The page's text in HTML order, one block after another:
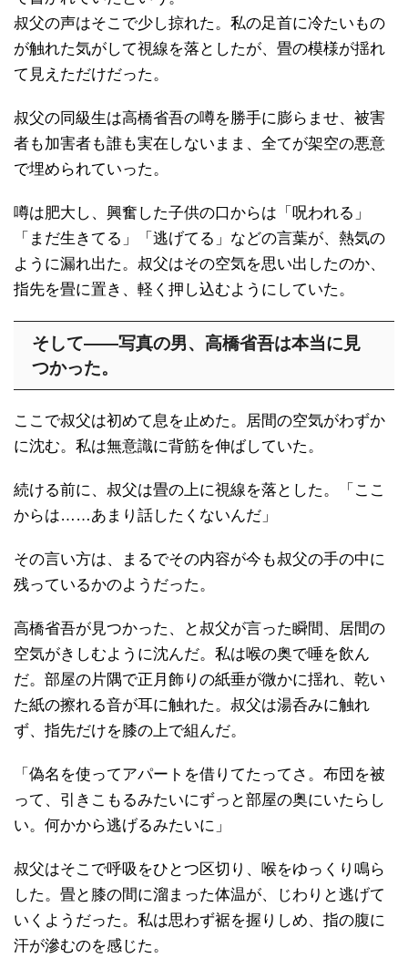
叔父の声はそこで少し掠れた。私の足首に冷たいもの
が触れた気がして視線を落としたが、畳の模様が揺れ
て見えただけだった。
叔父の同級生は高橋省吾の噂を勝手に膨らませ、被害
者も加害者も誰も実在しないまま、全てが架空の悪意
で埋められていった。
噂は肥大し、興奮した子供の口からは「呪われる」
「まだ生きてる」「逃げてる」などの言葉が、熱気の
ように漏れ出た。叔父はその空気を思い出したのか、
指先を畳に置き、軽く押し込むようにしていた。
そして――写真の男、高橋省吾は本当に見
つかった。
ここで叔父は初めて息を止めた。居間の空気がわずか
に沈む。私は無意識に背筋を伸ばしていた。
続ける前に、叔父は畳の上に視線を落とした。「ここ
からは……あまり話したくないんだ」
その言い方は、まるでその内容が今も叔父の手の中に
残っているかのようだった。
高橋省吾が見つかった、と叔父が言った瞬間、居間の
空気がきしむように沈んだ。私は喉の奥で唾を飲ん
だ。部屋の片隅で正月飾りの紙垂が微かに揺れ、乾い
た紙の擦れる音が耳に触れた。叔父は湯呑みに触れ
ず、指先だけを膝の上で組んだ。
「偽名を使ってアパートを借りてたってさ。布団を被
って、引きこもるみたいにずっと部屋の奥にいたらし
い。何かから逃げるみたいに」
叔父はそこで呼吸をひとつ区切り、喉をゆっくり鳴ら
した。畳と膝の間に溜まった体温が、じわりと逃げて
いくようだった。私は思わず裾を握りしめ、指の腹に
汗が滲むのを感じた。